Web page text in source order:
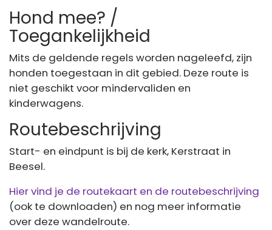
Hond mee? /
Toegankelijkheid
Mits de geldende regels worden nageleefd, zijn
honden toegestaan in dit gebied. Deze route is
niet geschikt voor mindervaliden en
kinderwagens.
Routebeschrijving
Start- en eindpunt is bij de kerk, Kerstraat in
Beesel.
Hier vind je de routekaart en de routebeschrijving
(ook te downloaden) en nog meer informatie
over deze wandelroute.